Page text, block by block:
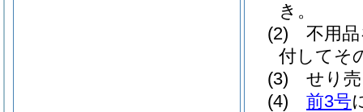
き。
(2)
不用
付してそ
(3)
せり
(4)
前3号